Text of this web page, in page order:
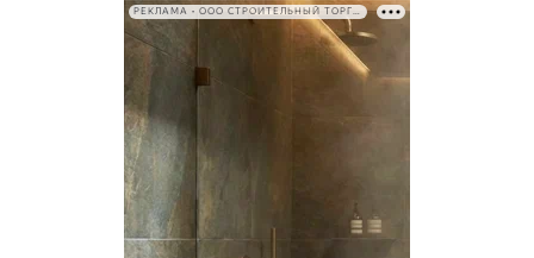
РЕКЛАМА • ООО СТРОИТЕЛЬНЫЙ ТОРГОВЫЙ ДОМ «ПЕТРОВИЧ». ИНН: 7802348846